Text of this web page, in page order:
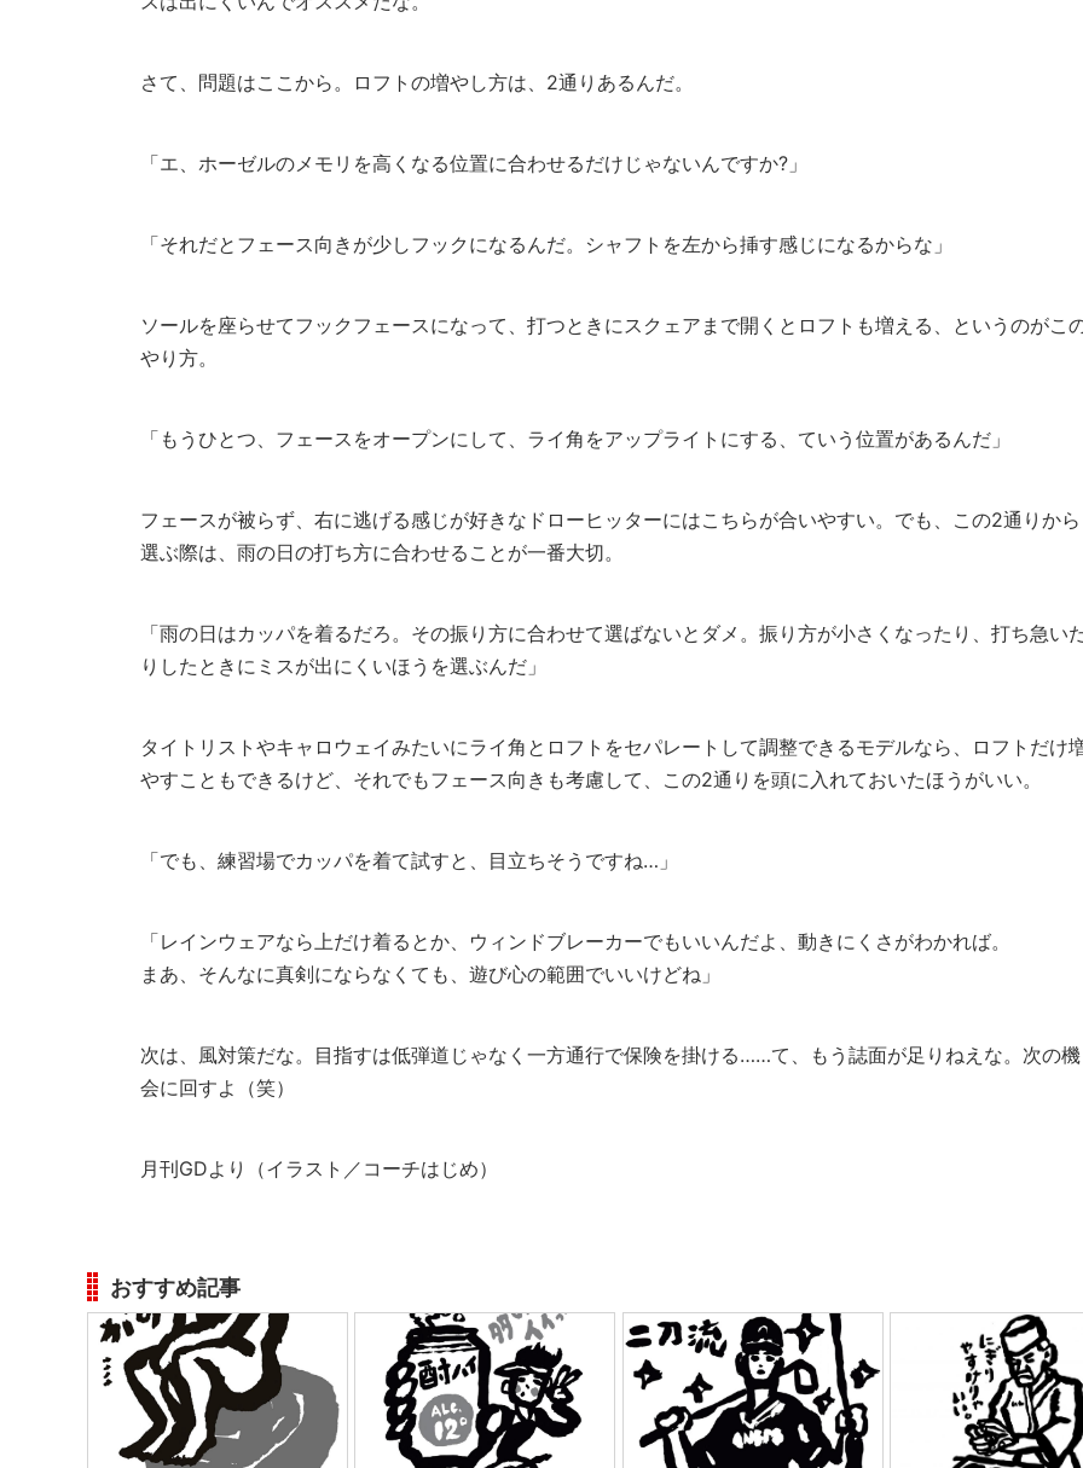
さて、問題はここから。ロフトの増やし方は、2通りあるんだ。
「エ、ホーゼルのメモリを高くなる位置に合わせるだけじゃないんですか?」
「それだとフェース向きが少しフックになるんだ。シャフトを左から挿す感じになるからな」
ソールを座らせてフックフェースになって、打つときにスクェアまで開くとロフトも増える、というのがこ
やり方。
「もうひとつ、フェースをオープンにして、ライ角をアップライトにする、ていう位置があるんだ」
フェースが被らず、右に逃げる感じが好きなドローヒッターにはこちらが合いやすい。でも、この2通りから
選ぶ際は、雨の日の打ち方に合わせることが一番大切。
「雨の日はカッパを着るだろ。その振り方に合わせて選ばないとダメ。振り方が小さくなったり、打ち急い
りしたときにミスが出にくいほうを選ぶんだ」
タイトリストやキャロウェイみたいにライ角とロフトをセパレートして調整できるモデルなら、ロフトだけ
やすこともできるけど、それでもフェース向きも考慮して、この2通りを頭に入れておいたほうがいい。
「でも、練習場でカッパを着て試すと、目立ちそうですね…」
「レインウェアなら上だけ着るとか、ウィンドブレーカーでもいいんだよ、動きにくさがわかれば。
まあ、そんなに真剣にならなくても、遊び心の範囲でいいけどね」
次は、風対策だな。目指すは低弾道じゃなく一方通行で保険を掛ける……て、もう誌面が足りねえな。次の機
会に回すよ（笑）
月刊GDより（イラスト／コーチはじめ）
おすすめ記事